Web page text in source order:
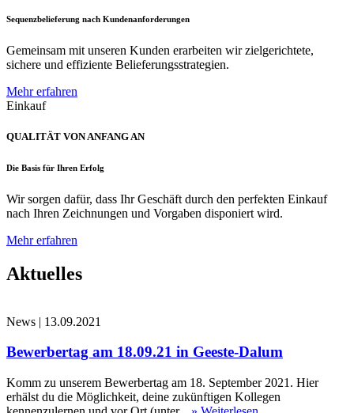
Sequenzbelieferung nach Kundenanforderungen
Gemeinsam mit unseren Kunden erarbeiten wir zielgerichtete,
sichere und effiziente Belieferungsstrategien.
Mehr erfahren
Einkauf
QUALITÄT VON ANFANG AN
Die Basis für Ihren Erfolg
Wir sorgen dafür, dass Ihr Geschäft durch den perfekten Einkauf
nach Ihren Zeichnungen und Vorgaben disponiert wird.
Mehr erfahren
Aktuelles
News | 13.09.2021
Bewerbertag am 18.09.21 in Geeste-Dalum
Komm zu unserem Bewerbertag am 18. September 2021. Hier
erhälst du die Möglichkeit, deine zukünftigen Kollegen